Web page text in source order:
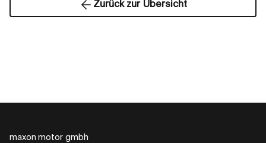
Zurück zur Übersicht
maxon motor gmbh